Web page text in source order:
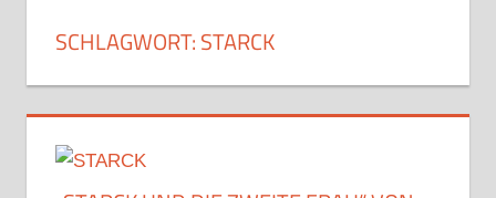
SCHLAGWORT:STARCK